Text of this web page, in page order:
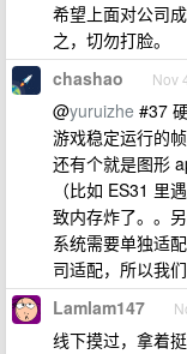
希望上面对公司
之，切勿打脸。
chashao Nov
@yuruizhe #37
游戏稳定运行的
还有个就是图形
（比如 ES31 里
致内存炸了。。
系统需要单独适
司适配，所以我
Lamlam147
线下摸过，拿着